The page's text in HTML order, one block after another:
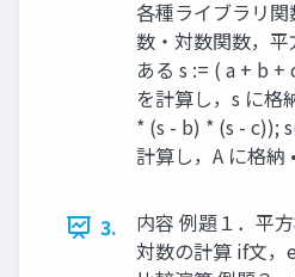
各種ライブラリ
数・対数関数，
ある s := ( a + b
を計算し，s に格
* (s - b) * (s - c));
計算し，A に格納
3.
内容 例題１．平
対数の計算 if文，